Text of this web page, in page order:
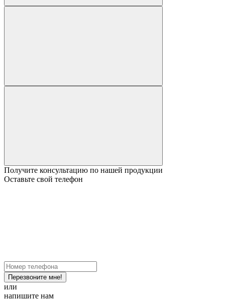
Получите консультацию по нашей продукции
Оставьте свой телефон
Перезвоните мне!
или
напишите нам